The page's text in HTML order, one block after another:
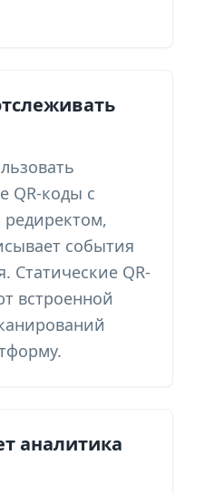
QR-коды с
события
Статические QR-
встроенной
аналитика